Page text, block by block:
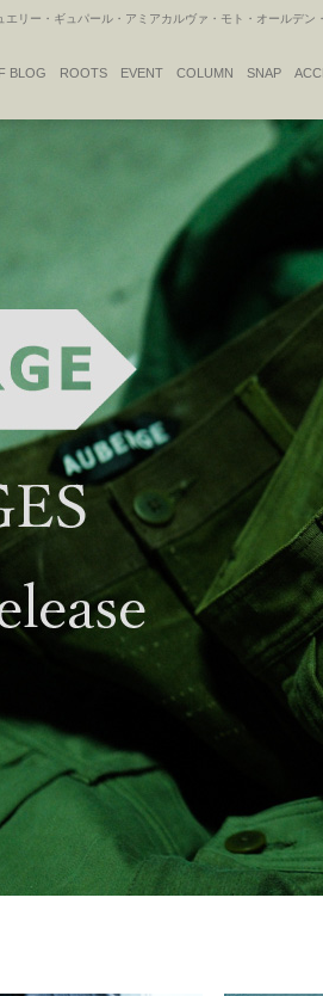
リー・ギュパール・アミアカルヴァ・モト・オールデ
BLOG ROOTS EVENT COLUMN SNAP